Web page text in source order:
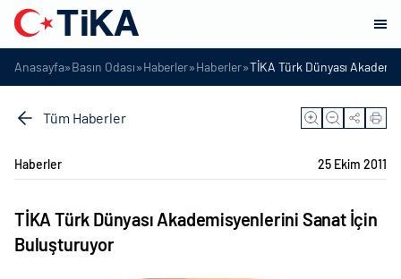
Anasayfa»Basın Odası»Haberler»Haberler»TİKA Türk Dünyası
Tüm Haberler
Haberler 25 Ekim 2011
TİKA Türk Dünyası Akademisyenlerini Sanat İçin
Buluşturuyor